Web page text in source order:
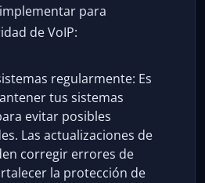
para
de VoIP:
regularmente: Es
tus sistemas
evitar posibles
Las actualizaciones de
corregir errores de
la protección de